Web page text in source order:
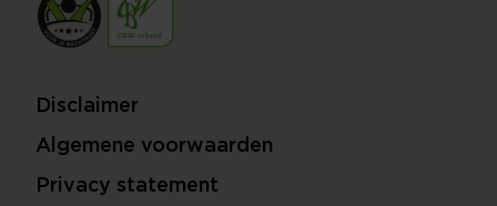
Disclaimer
Algemene voorwaarden
Privacy statement